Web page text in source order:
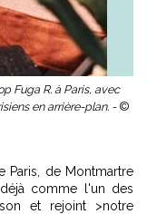
Fuga R. à Paris, avec
en arrière-plan. - ©
Paris, de Montmartre
comme l'un des
et rejoint >notre